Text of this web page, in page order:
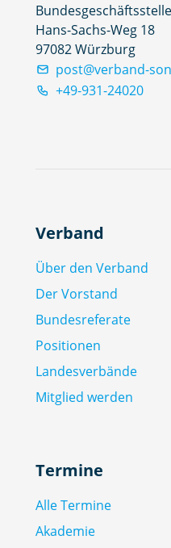
Bundesgeschäftsstelle
Hans-Sachs-Weg 18
97082 Würzburg
post@verband-
+49-931-24020
Verband
Über den Verband
Der Vorstand
Bundesreferate
Positionen
Landesverbände
Mitglied werden
Termine
Alle Termine
Akademie